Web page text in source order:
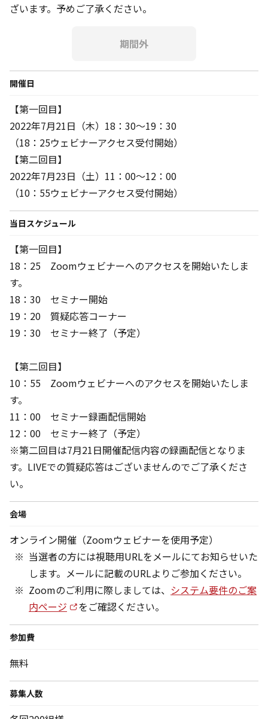
ざいます。予めご了承ください。
期間外
開催日
【第一回目】
2022年7月21日（木）18：30～19：30
（18：25ウェビナーアクセス受付開始）
【第二回目】
2022年7月23日（土）11：00～12：00
（10：55ウェビナーアクセス受付開始）
当日スケジュール
【第一回目】
18：25 Zoomウェビナーへのアクセスを開始いたしま
す。
18：30 セミナー開始
19：20 質疑応答コーナー
19：30 セミナー終了（予定）
【第二回目】
10：55 Zoomウェビナーへのアクセスを開始いたしま
す。
11：00 セミナー録画配信開始
12：00 セミナー終了（予定）
※第二回目は7月21日開催配信内容の録画配信となりま
す。LIVEでの質疑応答はございませんのでご了承くださ
い。
会場
オンライン開催（Zoomウェビナーを使用予定）
当選者の方には視聴用URLをメールにてお知らせいた
します。メールに記載のURLよりご参加ください。
Zoomのご利用に際しましては、 システム要件のご案
内ページ
をご確認ください。
参加費
無料
募集人数